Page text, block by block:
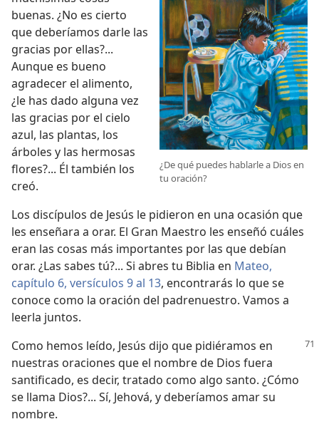
¿De qué puedes hablarle a Dios en
tu oración?
buenas. ¿No es cierto
que deberíamos darle las
gracias por ellas?...
Aunque es bueno
agradecer el alimento,
¿le has dado alguna vez
las gracias por el cielo
azul, las plantas, los
árboles y las hermosas
flores?... Él también los
creó.
Los discípulos de Jesús le pidieron en una ocasión que
les enseñara a orar. El Gran Maestro les enseñó cuáles
eran las cosas más importantes por las que debían
orar. ¿Las sabes tú?... Si abres tu Biblia en Mateo,
capítulo 6, versículos 9 al 13, encontrarás lo que se
conoce como la oración del padrenuestro. Vamos a
leerla juntos.
Como hemos leído, Jesús dijo que pidiéramos en
nuestras oraciones que el nombre de Dios fuera
santificado, es decir, tratado como algo santo. ¿Cómo
se llama Dios?... Sí, Jehová, y deberíamos amar su
nombre.